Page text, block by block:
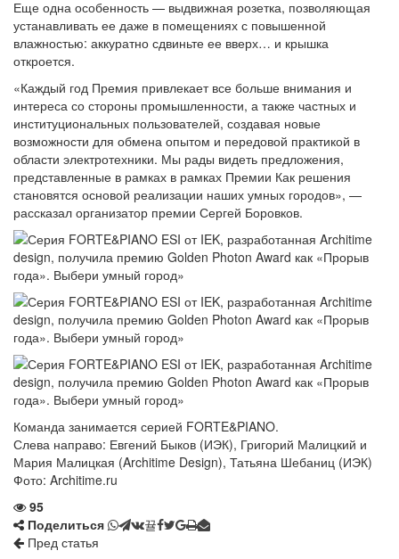
Еще одна особенность — выдвижная розетка, позволяющая
устанавливать ее даже в помещениях с повышенной
влажностью: аккуратно сдвиньте ее вверх… и крышка
откроется.
«Каждый год Премия привлекает все больше внимания и
интереса со стороны промышленности, а также частных и
институциональных пользователей, создавая новые
возможности для обмена опытом и передовой практикой в ​​
области электротехники. Мы рады видеть предложения,
представленные в рамках в рамках Премии Как решения
становятся основой реализации наших умных городов», —
рассказал организатор премии Сергей Боровков.
Команда занимается серией FORTE&PIANO.
Слева направо: Евгений Быков (ИЭК), Григорий Малицкий и
Мария Малицкая (Architime Design), Татьяна Шебаниц (ИЭК)
Фото: Architime.ru
95
Поделиться
Пред статья